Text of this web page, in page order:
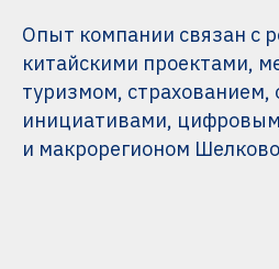
Опыт компании связан с
китайскими проектами,
туризмом, страхованием,
инициативами,
и макрорегионом